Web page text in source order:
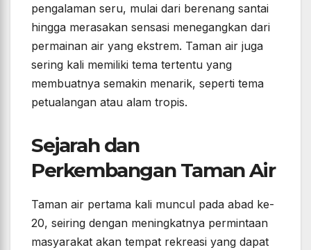
pengalaman seru, mulai dari berenang santai
hingga merasakan sensasi menegangkan dari
permainan air yang ekstrem. Taman air juga
sering kali memiliki tema tertentu yang
membuatnya semakin menarik, seperti tema
petualangan atau alam tropis.
Sejarah dan
Perkembangan Taman Air
Taman air pertama kali muncul pada abad ke-
20, seiring dengan meningkatnya permintaan
masyarakat akan tempat rekreasi yang dapat